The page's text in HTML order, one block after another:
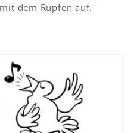
dem Rupfen auf.